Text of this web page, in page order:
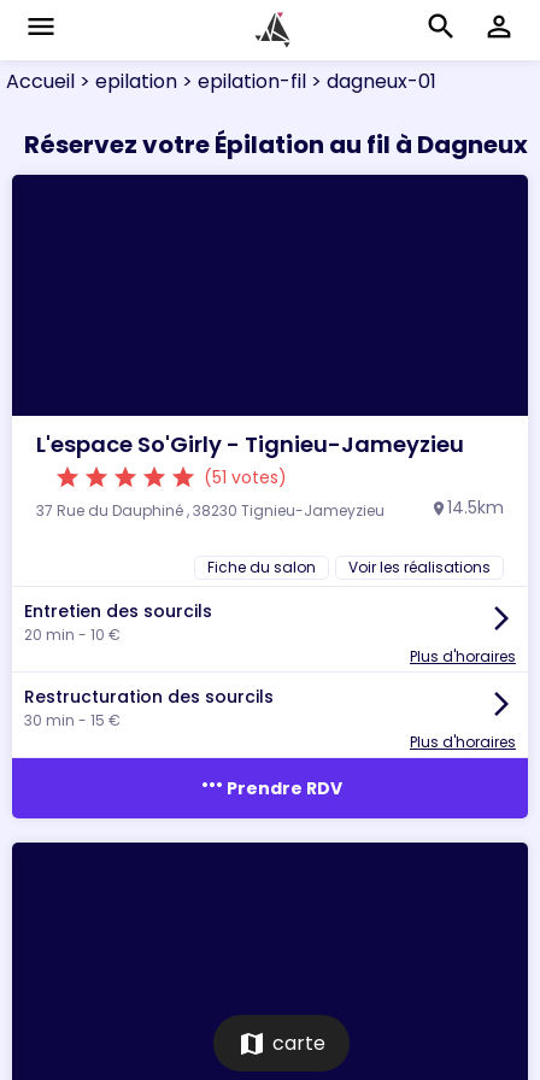
menu search perm_identity
Accueil > epilation > epilation-fil > dagneux-01
Réservez votre Épilation au fil à Dagneux
L'espace So'Girly - Tignieu-Jameyzieu
star star star star star (51 votes)
37 Rue du Dauphiné , 38230 Tignieu-Jameyzieu location_on 14.5km
Fiche du salon Voir les réalisations
Entretien des sourcils
20 min - 10 €
arrow_forward_ios
Plus d'horaires
Restructuration des sourcils
30 min - 15 €
arrow_forward_ios
Plus d'horaires
more_horiz Prendre RDV
map carte